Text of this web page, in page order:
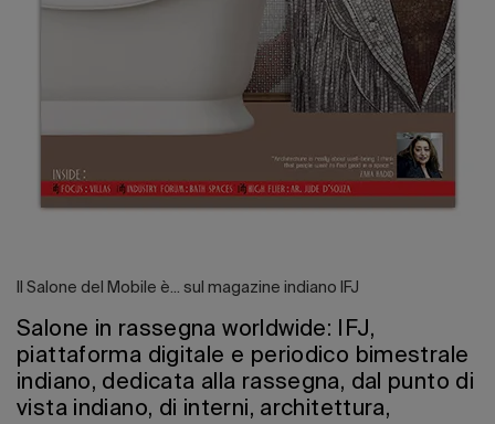
Il Salone del Mobile è... sul magazine indiano IFJ
Salone in rassegna worldwide: IFJ,
piattaforma digitale e periodico bimestrale
indiano, dedicata alla rassegna, dal punto di
vista indiano, di interni, architettura,